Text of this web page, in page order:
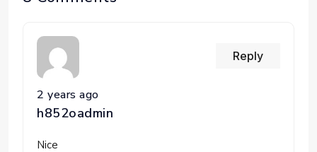
2 years ago
h852oadmin
Reply
Nice